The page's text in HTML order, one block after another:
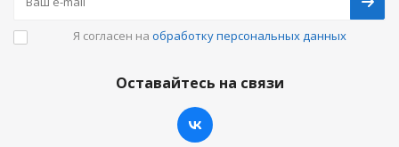
Я согласен на обработку персональных данных
Оставайтесь на связи